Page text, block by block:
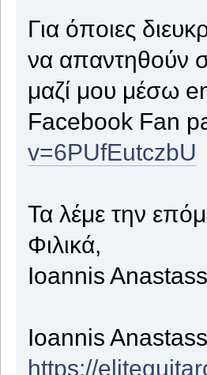
Για όποιες
να απαντηθούν
μαζί μου μέσω
Facebook Fan
v=6PUfEutczbU
Τα λέμε την
Φιλικά,
Ioannis
Ioannis
https://